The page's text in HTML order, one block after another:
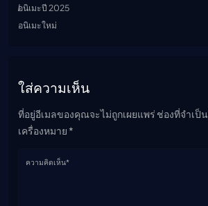
อนิเมะปี 2025
อนิเมะใหม่
ใส่ความเห็น
ที่อยู่อีเมลของคุณจะไม่ถูกเผยแพร่ ช่องที่จำเป็
เครื่องหมาย *
ความคิดเห็น*